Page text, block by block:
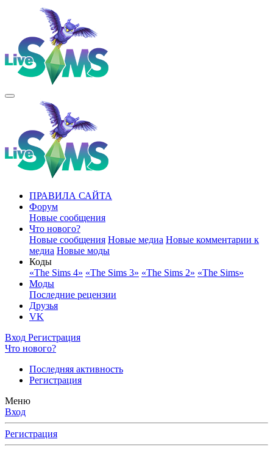
ПРАВИЛА САЙТА
Форум
Новые сообщения
Что нового?
Новые сообщения Новые медиа Новые комментарии к
медиа Новые моды
Коды
«The Sims 4» «The Sims 3» «The Sims 2» «The Sims»
Моды
Последние рецензии
Друзья
VK
Вход Регистрация
Что нового?
Последняя активность
Регистрация
Меню
Вход
Регистрация